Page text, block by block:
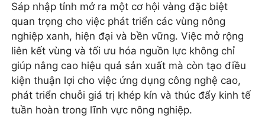
Sáp nhập tỉnh mở ra một cơ hội vàng đặc biệt
quan trọng cho việc phát triển các vùng nông
nghiệp xanh, hiện đại và bền vững. Việc mở rộng
liên kết vùng và tối ưu hóa nguồn lực không chỉ
giúp nâng cao hiệu quả sản xuất mà còn tạo điều
kiện thuận lợi cho việc ứng dụng công nghệ cao,
phát triển chuỗi giá trị khép kín và thúc đẩy kinh tế
tuần hoàn trong lĩnh vực nông nghiệp.